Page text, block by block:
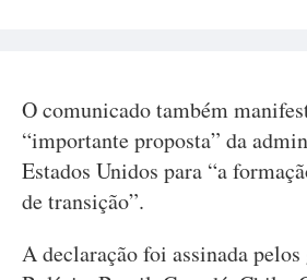
O comunicado também
“importante proposta” da
Estados Unidos para “a
de transição”.
A declaração foi assinada pelos